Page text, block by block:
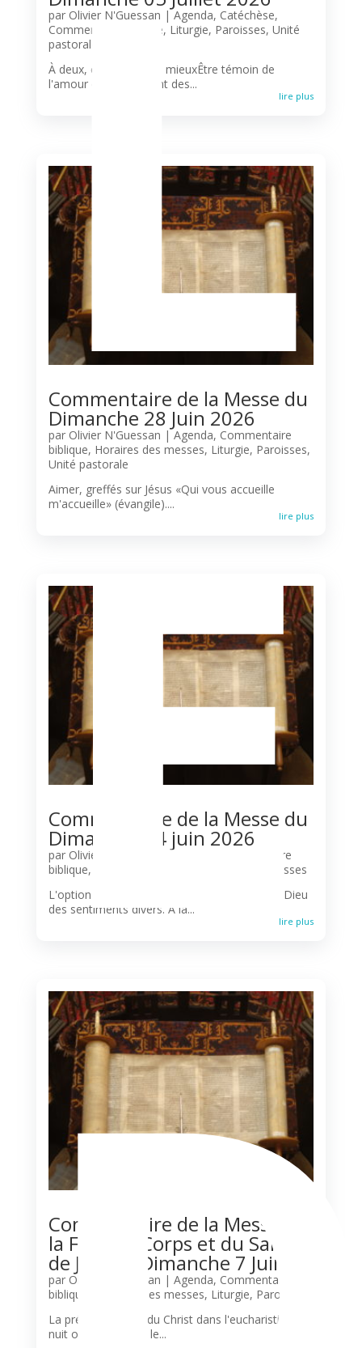
L
E
par Olivier N'Guessan |Agenda, Catéchèse,
Commentaire biblique, Liturgie, Paroisses, Unité
pastorale
À deux, c'est toujours mieuxÊtre témoin de
l'amour que se portent des...
lire plus
Commentaire de la Messe du
Dimanche 28 Juin 2026
par Olivier N'Guessan |Agenda, Commentaire
biblique, Horaires des messes, Liturgie, Paroisses,
Unité pastorale
Aimer, greffés sur Jésus «Qui vous accueille
m'accueille» (évangile)....
lire plus
Commentaire de la Messe du
Dimanche 14 juin 2026
par Olivier N'Guessan |Agenda
Commentaire
biblique,
Paroisses
L'option divine pour l'amour La Bible prête à Dieu
des sentiments divers. À la...
lire plus
Commentaire de la Messe de
la Fête du Corps et du Sang
de Jesus – Dimanche 7 Juin
par Olivier N'Guessan | Agenda, Commentaire
biblique
Horaires des messes, Liturgie, Paroisses
La présence réelle du Christ dans l'eucharistie«La
nuit où il était livré, le...